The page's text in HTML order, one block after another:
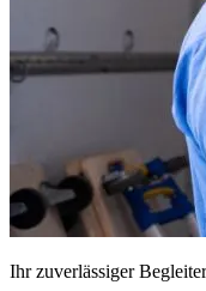
Ihr zuverlässiger